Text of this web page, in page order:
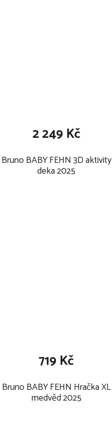
Bruno BABY FEHN 3D aktivity
deka 2025
2 249 Kč
Bruno BABY FEHN Hračka XL
medvěd 2025
719 Kč